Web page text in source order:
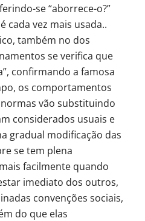
se “aborrece-o?”
cada vez mais usada..
também no dos
se verifica que
confirmando a famosa
os comportamentos
vão substituindo
considerados usuais e
gradual modificação das
se tem plena
facilmente quando
imediato dos outros,
convenções sociais,
do que elas